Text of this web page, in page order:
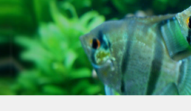
Specials
Minis
Jahrbücher
Terralog
Faltposter
Wissenschaftliche Texte
Linksammlung
Kaufen bei tierverliebt! Bugs
Datz